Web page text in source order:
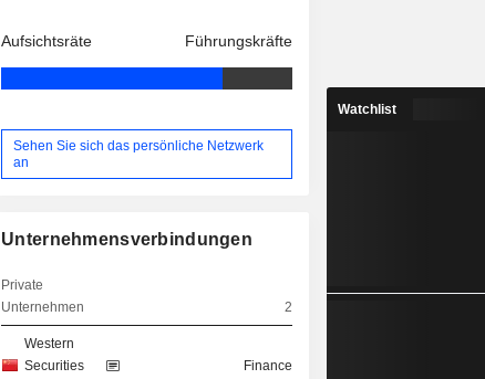
Aufsichtsräte Führungskräfte
Sehen Sie sich das persönliche Netzwerk
an
Unternehmensverbindungen
Private
Unternehmen
2
Western
Securities
Finance
Watchlist